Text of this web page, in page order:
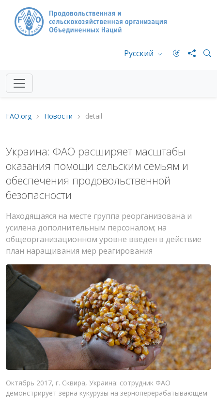
Русский
FAO.org Новости detail
Украина: ФАО расширяет масштабы
оказания помощи сельским семьям и
обеспечения продовольственной
безопасности
Находящаяся на месте группа реорганизована и
усилена дополнительным персоналом; на
общеорганизационном уровне введен в действие
план наращивания мер реагирования
Октябрь 2017, г. Сквира, Украина: сотрудник ФАО
демонстрирует зерна кукурузы на зерноперерабатывающем